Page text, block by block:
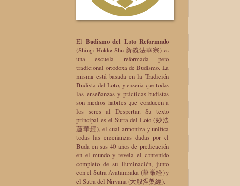
El Budismo del Loto Reformado
(Shingi Hokke Shu 新義法華宗) es
una escuela reformada pero
tradicional ortodoxa de Budismo. La
misma está basada en la Tradición
Budista del Loto, y enseña que todas
las enseñanzas y prácticas budistas
son medios hábiles que conducen a
los seres al Despertar. Su texto
principal es el Sutra del Loto (妙法
蓮華經), el cual armoniza y unifica
todas las enseñanzas dadas por el
Buda en sus 40 años de predicación
en el mundo y revela el contenido
completo de su Iluminación, junto
con el Sutra Avatamsaka (華厳経) y
el Sutra del Nirvana (大般涅槃經).